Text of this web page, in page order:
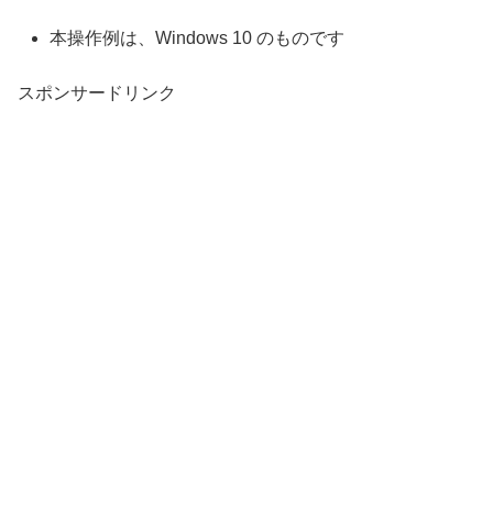
本操作例は、Windows 10 のものです
スポンサードリンク